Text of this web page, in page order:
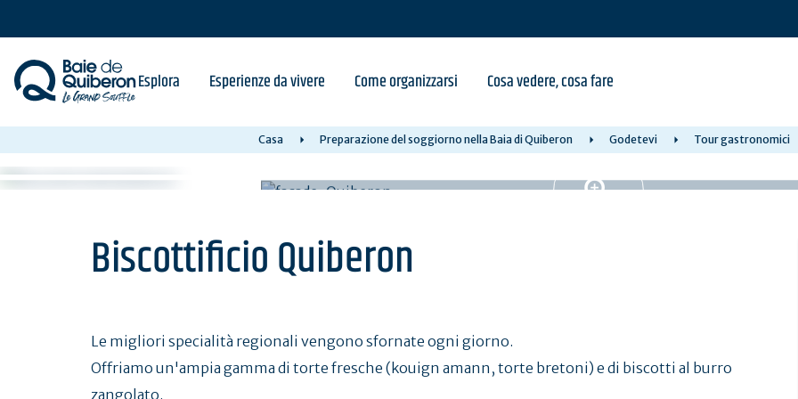
content
Esplora Esperienze da vivere Come organizzarsi Cosa vedere, cosa fare
Casa Preparazione del soggiorno nella Baia di Quiberon Godetevi Tour gastronomici
Biscottificio Quiberon
Le migliori specialità regionali vengono sfornate ogni giorno.
Offriamo un'ampia gamma di torte fresche (kouign amann, torte bretoni) e di biscotti al burro
zangolato.